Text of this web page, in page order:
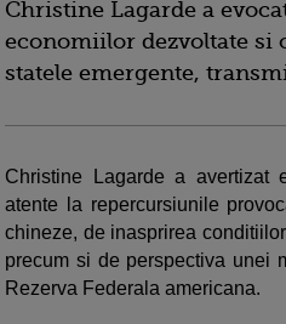
Christine Lagarde a
economiilor dezvoltate si
statele emergente,
Christine Lagarde a avertizat
atente la repercursiunile
chineze, de inasprirea
precum si de perspectiva unei
Rezerva Federala americana.